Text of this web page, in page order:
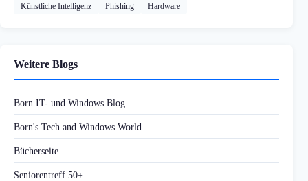
Künstliche Intelligenz Phishing Hardware
Weitere Blogs
Born IT- und Windows Blog
Born's Tech and Windows World
Bücherseite
Seniorentreff 50+